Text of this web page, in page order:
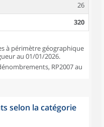
26
320
à périmètre géographique
au 01/01/2026.
RP2007 au
selon la catégorie